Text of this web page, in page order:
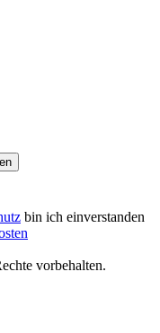
bin ich einverstanden
vorbehalten.